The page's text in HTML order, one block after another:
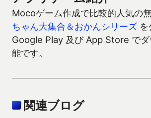
Mocoゲーム作成で比較的人気の
ちゃん大集合＆おかんシリーズ を
Google Play 及び App Store で
能です。
関連ブログ